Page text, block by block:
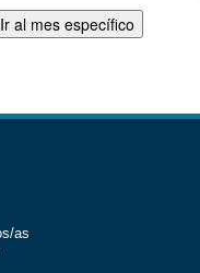
Ir al mes específico
as